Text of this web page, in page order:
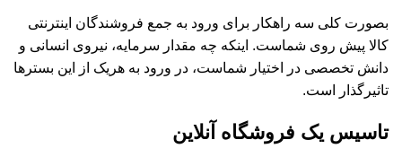
بصورت کلی سه راهکار برای ورود به جمع فروشندگان اینترنتی
کالا پیش روی شماست. اینکه چه مقدار سرمایه، نیروی انسانی و
دانش تخصصی در اختیار شماست، در ورود به هریک از این بسترها
تاثیرگذار است.
تاسیس یک فروشگاه آنلاین